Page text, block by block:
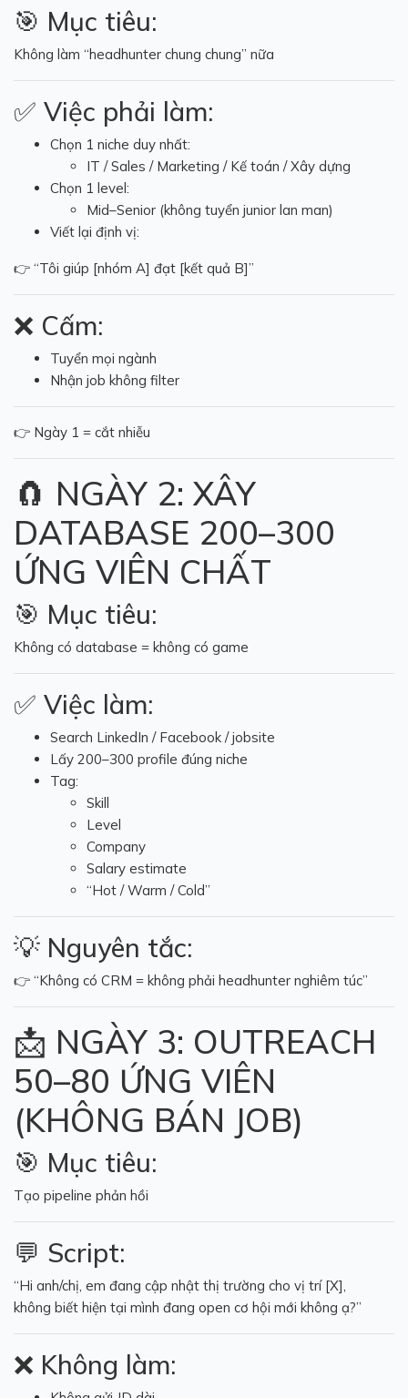
🎯 Mục tiêu:
Không làm “headhunter chung chung” nữa
✅ Việc phải làm:
Chọn 1 niche duy nhất:
IT / Sales / Marketing / Kế toán / Xây dựng
Chọn 1 level:
Mid–Senior (không tuyển junior lan man)
Viết lại định vị:
👉 “Tôi giúp [nhóm A] đạt [kết quả B]”
❌ Cấm:
Tuyển mọi ngành
Nhận job không filter
👉 Ngày 1 = cắt nhiễu
🧲 NGÀY 2: XÂY
DATABASE 200–300
ỨNG VIÊN CHẤT
🎯 Mục tiêu:
Không có database = không có game
✅ Việc làm:
Search LinkedIn / Facebook / jobsite
Lấy 200–300 profile đúng niche
Tag:
Skill
Level
Company
Salary estimate
“Hot / Warm / Cold”
💡 Nguyên tắc:
👉 “Không có CRM = không phải headhunter nghiêm túc”
📩 NGÀY 3: OUTREACH
50–80 ỨNG VIÊN
(KHÔNG BÁN JOB)
🎯 Mục tiêu:
Tạo pipeline phản hồi
💬 Script:
“Hi anh/chị, em đang cập nhật thị trường cho vị trí [X],
không biết hiện tại mình đang open cơ hội mới không ạ?”
❌ Không làm: